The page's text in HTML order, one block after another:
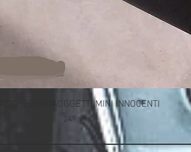
TASCHE PORTAOGGETTI MINI INNOCENTI
Prezzo
249,99 €